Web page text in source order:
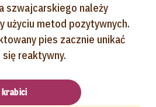
szwajcarskiego należy
użyciu metod pozytywnych.
pies zacznie unikać
reaktywny.
krabici